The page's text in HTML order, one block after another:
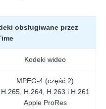
obsługiwane przez
Kodeki wideo
MPEG-4 (część 2)
H.265, H.264, H.263 i H.261
Apple ProRes